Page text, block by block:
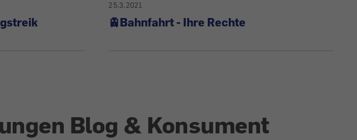
25.3.2021
🚊Bahnfahrt - Ihre Rechte
Blog & Konsument